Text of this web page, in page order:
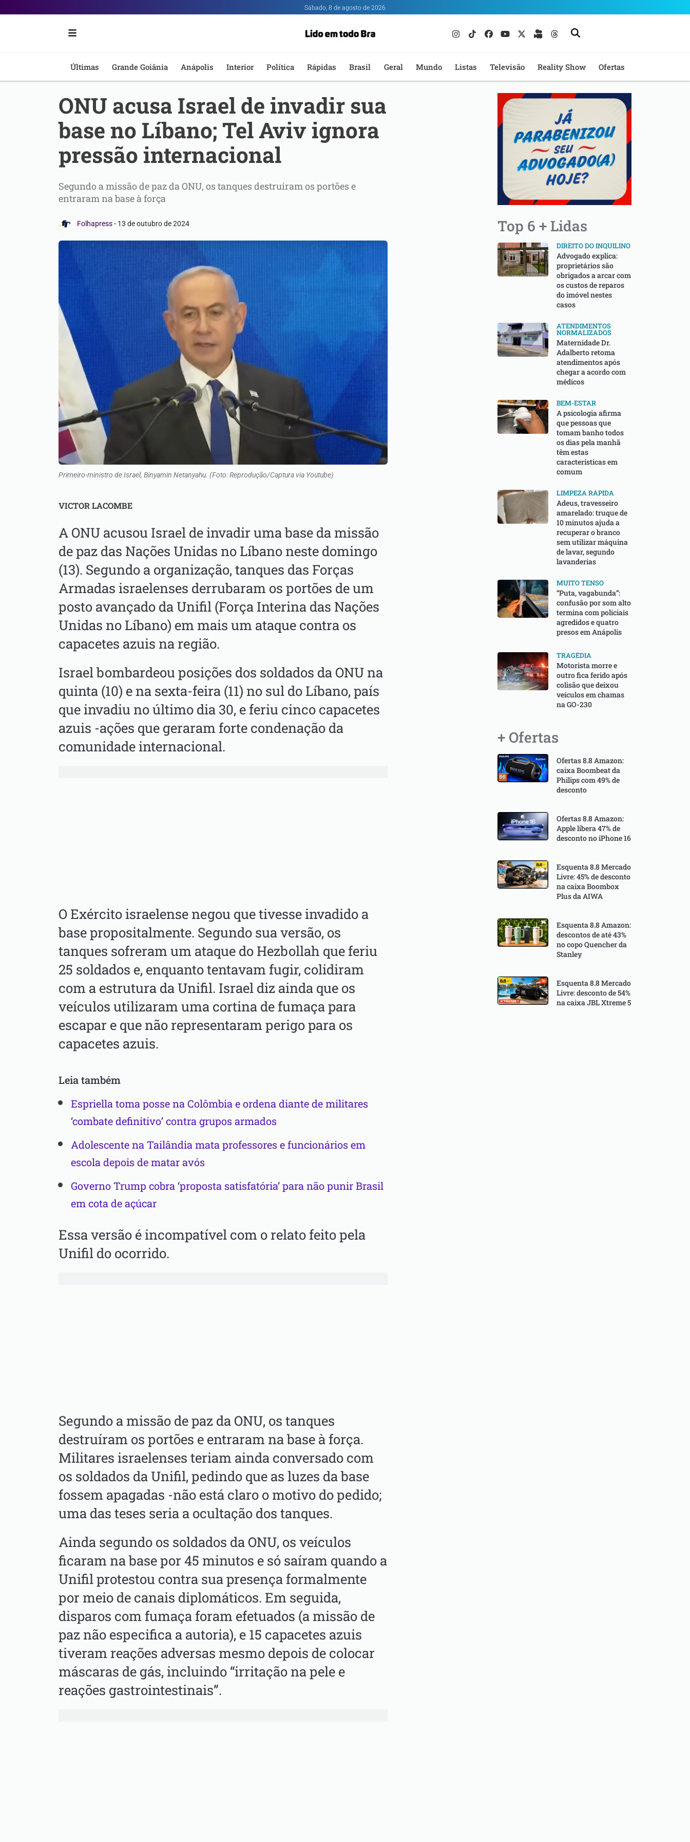
Portal
Notícias
Anápolis
Sábado, 8 de agosto de 2026
Últimas Grande Goiânia Anápolis Interior Política Rápidas Brasil Geral Mundo Listas Televisão Reality Show Ofertas
ONU acusa Israel de invadir sua
base no Líbano; Tel Aviv ignora
pressão internacional
Segundo a missão de paz da ONU, os tanques destruíram os portões e
entraram na base à força
Folhapress- 13 de outubro de 2024
Primeiro-ministro de Israel, Binyamin Netanyahu. (Foto: Reprodução/Captura via Youtube)
VICTOR LACOMBE
A ONU acusou Israel de invadir uma base da missão
de paz das Nações Unidas no Líbano neste domingo
(13). Segundo a organização, tanques das Forças
Armadas israelenses derrubaram os portões de um
posto avançado da Unifil (Força Interina das Nações
Unidas no Líbano) em mais um ataque contra os
capacetes azuis na região.
Israel bombardeou posições dos soldados da ONU na
quinta (10) e na sexta-feira (11) no sul do Líbano, país
que invadiu no último dia 30, e feriu cinco capacetes
azuis -ações que geraram forte condenação da
comunidade internacional.
O Exército israelense negou que tivesse invadido a
base propositalmente. Segundo sua versão, os
tanques sofreram um ataque do Hezbollah que feriu
25 soldados e, enquanto tentavam fugir, colidiram
com a estrutura da Unifil. Israel diz ainda que os
veículos utilizaram uma cortina de fumaça para
escapar e que não representaram perigo para os
capacetes azuis.
Leia também
Espriella toma posse na Colômbia e ordena diante de militares
‘combate definitivo’ contra grupos armados
Adolescente na Tailândia mata professores e funcionários em
escola depois de matar avós
Governo Trump cobra ‘proposta satisfatória’ para não punir Brasil
em cota de açúcar
Essa versão é incompatível com o relato feito pela
Unifil do ocorrido.
Segundo a missão de paz da ONU, os tanques
destruíram os portões e entraram na base à força.
Militares israelenses teriam ainda conversado com
os soldados da Unifil, pedindo que as luzes da base
fossem apagadas -não está claro o motivo do pedido;
uma das teses seria a ocultação dos tanques.
Ainda segundo os soldados da ONU, os veículos
ficaram na base por 45 minutos e só saíram quando a
Unifil protestou contra sua presença formalmente
por meio de canais diplomáticos. Em seguida,
disparos com fumaça foram efetuados (a missão de
paz não especifica a autoria), e 15 capacetes azuis
tiveram reações adversas mesmo depois de colocar
máscaras de gás, incluindo “irritação na pele e
reações gastrointestinais”.
Top 6 + Lidas
DIREITO DO INQUILINO
Advogado explica:
proprietários são
obrigados a arcar com
os custos de reparos
do imóvel nestes
casos
ATENDIMENTOS
NORMALIZADOS
Maternidade Dr.
Adalberto retoma
atendimentos após
chegar a acordo com
médicos
BEM-ESTAR
A psicologia afirma
que pessoas que
tomam banho todos
os dias pela manhã
têm estas
características em
comum
LIMPEZA RÁPIDA
Adeus, travesseiro
amarelado: truque de
10 minutos ajuda a
recuperar o branco
sem utilizar máquina
de lavar, segundo
lavanderias
MUITO TENSO
“Puta, vagabunda”:
confusão por som alto
termina com policiais
agredidos e quatro
presos em Anápolis
TRAGÉDIA
Motorista morre e
outro fica ferido após
colisão que deixou
veículos em chamas
na GO-230
+ Ofertas
Ofertas 8.8 Amazon:
caixa Boombeat da
Philips com 49% de
desconto
Ofertas 8.8 Amazon:
Apple libera 47% de
desconto no iPhone 16
Esquenta 8.8 Mercado
Livre: 45% de desconto
na caixa Boombox
Plus da AIWA
Esquenta 8.8 Amazon:
descontos de até 43%
no copo Quencher da
Stanley
Esquenta 8.8 Mercado
Livre: desconto de 54%
na caixa JBL Xtreme 5